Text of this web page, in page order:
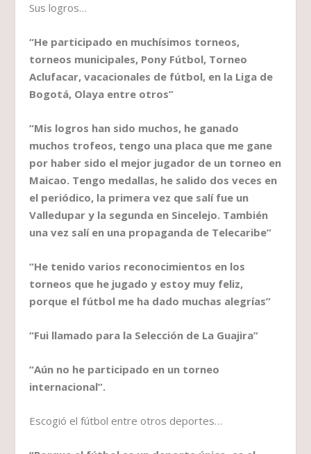
Sus logros…
“He participado en muchísimos torneos,
torneos municipales, Pony Fútbol, Torneo
Aclufacar, vacacionales de fútbol, en la Liga de
Bogotá, Olaya entre otros”
“Mis logros han sido muchos, he ganado
muchos trofeos, tengo una placa que me gane
por haber sido el mejor jugador de un torneo en
Maicao. Tengo medallas, he salido dos veces en
el periódico, la primera vez que salí fue un
Valledupar y la segunda en Sincelejo. También
una vez salí en una propaganda de Telecaribe”
“He tenido varios reconocimientos en los
torneos que he jugado y estoy muy feliz,
porque el fútbol me ha dado muchas alegrías”
“Fui llamado para la Selección de La Guajira”
“Aún no he participado en un torneo
internacional”.
Escogió el fútbol entre otros deportes…